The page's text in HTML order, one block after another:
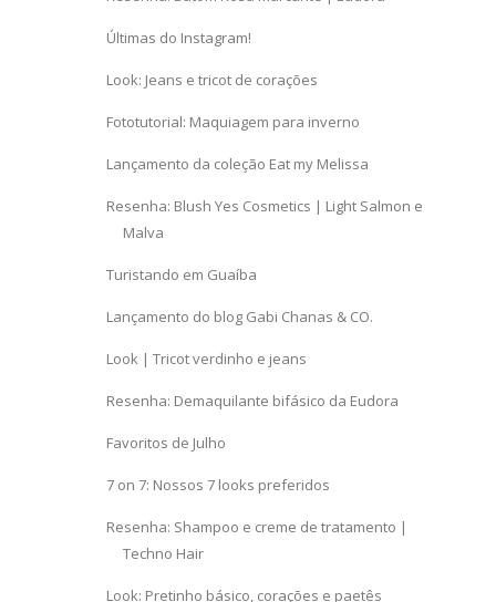
Últimas do Instagram!
Look: Jeans e tricot de corações
Fototutorial: Maquiagem para inverno
Lançamento da coleção Eat my Melissa
Resenha: Blush Yes Cosmetics | Light Salmon e
Malva
Turistando em Guaíba
Lançamento do blog Gabi Chanas & CO.
Look | Tricot verdinho e jeans
Resenha: Demaquilante bifásico da Eudora
Favoritos de Julho
7 on 7: Nossos 7 looks preferidos
Resenha: Shampoo e creme de tratamento |
Techno Hair
Look: Pretinho básico, corações e paetês